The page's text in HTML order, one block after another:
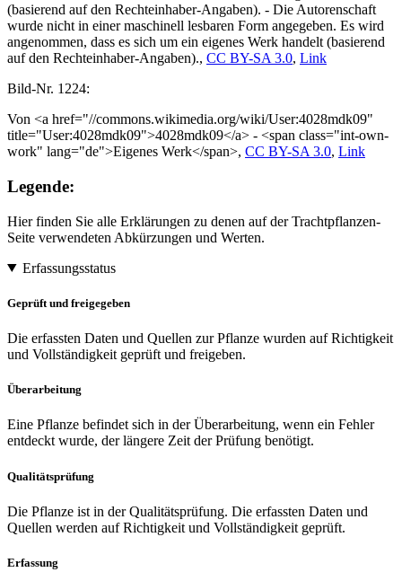
(basierend auf den Rechteinhaber-Angaben). - Die Autorenschaft
wurde nicht in einer maschinell lesbaren Form angegeben. Es wird
angenommen, dass es sich um ein eigenes Werk handelt (basierend
auf den Rechteinhaber-Angaben)., CC BY-SA 3.0, Link
Bild-Nr. 1224:
Von <a href="//commons.wikimedia.org/wiki/User:4028mdk09"
title="User:4028mdk09">4028mdk09</a> - <span class="int-own-
work" lang="de">Eigenes Werk</span>, CC BY-SA 3.0, Link
Legende:
Hier finden Sie alle Erklärungen zu denen auf der Trachtpflanzen-
Seite verwendeten Abkürzungen und Werten.
Erfassungsstatus
Geprüft und freigegeben
Die erfassten Daten und Quellen zur Pflanze wurden auf Richtigkeit
und Vollständigkeit geprüft und freigeben.
Überarbeitung
Eine Pflanze befindet sich in der Überarbeitung, wenn ein Fehler
entdeckt wurde, der längere Zeit der Prüfung benötigt.
Qualitätsprüfung
Die Pflanze ist in der Qualitätsprüfung. Die erfassten Daten und
Quellen werden auf Richtigkeit und Vollständigkeit geprüft.
Erfassung